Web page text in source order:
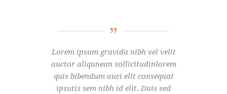
Lorem ipsum gravida nibh vel velit
auctor aliqunean sollicitudinlorem
quis bibendum auci elit consequat
ipsutis sem nibh id elit. Duis sed